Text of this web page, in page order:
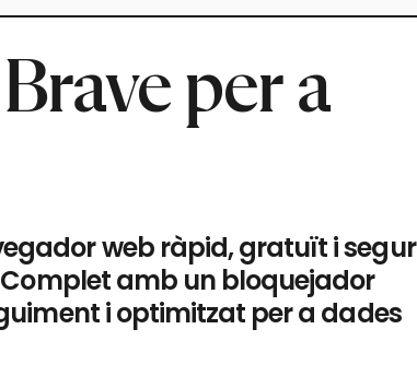
per a
web ràpid, gratuït i segur
amb un bloquejador
i optimitzat per a dades